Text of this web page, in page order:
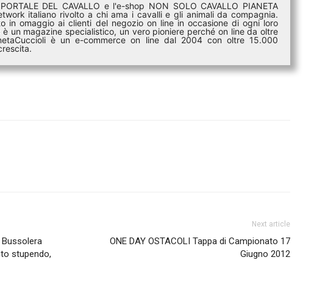
DEL CAVALLO e l'e-shop NON SOLO CAVALLO PIANETA
italiano rivolto a chi ama i cavalli e gli animali da compagnia.
in omaggio ai clienti del negozio on line in occasione di ogni loro
un magazine specialistico, un vero pioniere perché on line da oltre
è un e-commerce on line dal 2004 con oltre 15.000
stupendo,
Next article
ONE DAY OSTACOLI Tappa di Campionato 17
Giugno 2012